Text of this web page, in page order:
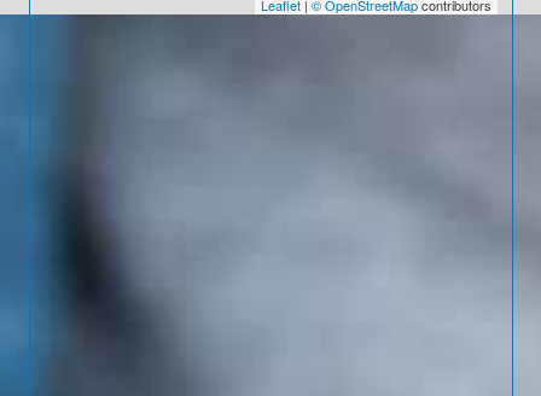
Leaflet | © OpenStreetMapcontributors